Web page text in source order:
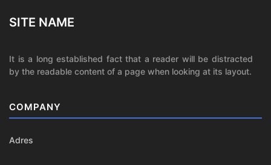
SITE NAME
It is a long established fact that a reader will be distracted
by the readable content of a page when looking at its layout.
COMPANY
Adres